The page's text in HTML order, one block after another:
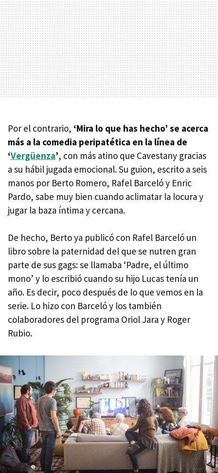
Por el contrario, ‘Mira lo que has hecho’ se acerca
más a la comedia peripatética en la línea de
‘Vergüenza’, con más atino que Cavestany gracias
a su hábil jugada emocional. Su guion, escrito a seis
manos por Berto Romero, Rafel Barceló y Enric
Pardo, sabe muy bien cuando aclimatar la locura y
jugar la baza íntima y cercana.
De hecho, Berto ya publicó con Rafel Barceló un
libro sobre la paternidad del que se nutren gran
parte de sus gags: se llamaba ‘Padre, el último
mono’ y lo escribió cuando su hijo Lucas tenía un
año. Es decir, poco después de lo que vemos en la
serie. Lo hizo con Barceló y los también
colaboradores del programa Oriol Jara y Roger
Rubio.